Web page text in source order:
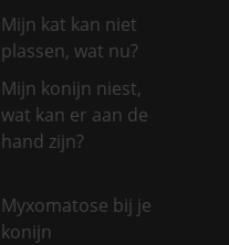
Mijn kat kan niet
plassen, wat nu?
Mijn konijn niest,
wat kan er aan de
hand zijn?
Myxomatose bij je
konijn